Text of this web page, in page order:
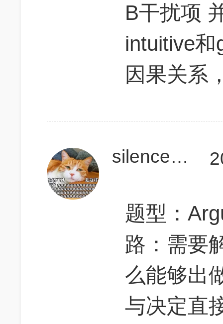
B干扰项
intuitive和
因果关系
silenceray
题型：
路：需要
么能够出
与决定直